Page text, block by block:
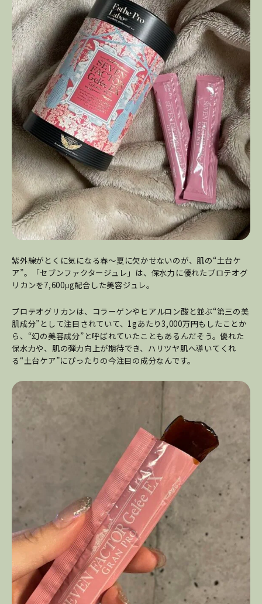
紫外線がとくに気になる春〜夏に欠かせないのが、肌の“土台ケ
ア”。「セブンファクタージュレ」は、保水力に優れたプロテオグ
リカンを7,600μg配合した美容ジュレ。
プロテオグリカンは、コラーゲンやヒアルロン酸と並ぶ“第三の美
肌成分”として注目されていて、1gあたり3,000万円もしたことか
ら、“幻の美容成分”と呼ばれていたこともあるんだそう。優れた
保水力や、肌の弾力向上が期待でき、ハリツヤ肌へ導いてくれ
る“土台ケア”にぴったりの今注目の成分なんです。